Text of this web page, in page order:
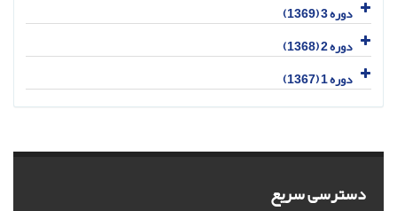
دوره 3 (1369)
دوره 2 (1368)
دوره 1 (1367)
دسترسی سریع